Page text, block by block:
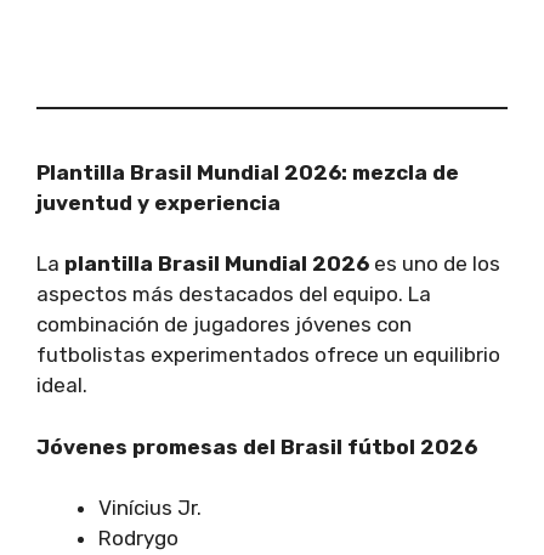
Plantilla Brasil Mundial 2026: mezcla de
juventud y experiencia
La plantilla Brasil Mundial 2026 es uno de los
aspectos más destacados del equipo. La
combinación de jugadores jóvenes con
futbolistas experimentados ofrece un equilibrio
ideal.
Jóvenes promesas del Brasil fútbol 2026
Vinícius Jr.
Rodrygo